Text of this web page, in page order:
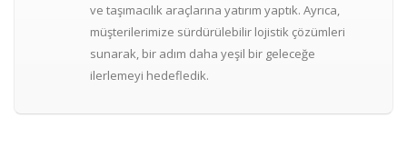
ve taşımacılık araçlarına yatırım yaptık. Ayrıca,
müşterilerimize sürdürülebilir lojistik çözümleri
sunarak, bir adım daha yeşil bir geleceğe
ilerlemeyi hedefledik.